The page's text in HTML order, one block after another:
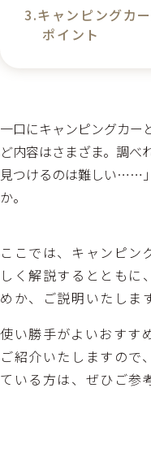
キャンピングカ
ポイント
一口にキャンピングカー
ど内容はさまざま。調べ
見つけるのは難しい……
か。
ここでは、キャンピン
しく解説するとともに
めか、ご説明いたします
使い勝手がよいおすす
ご紹介いたしますので
ている方は、ぜひご参